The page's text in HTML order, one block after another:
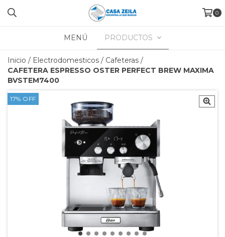
0
MENÚ PRODUCTOS
Inicio / Electrodomesticos / Cafeteras /
CAFETERA ESPRESSO OSTER PERFECT BREW MAXIMA
BVSTEM7400
17% OFF